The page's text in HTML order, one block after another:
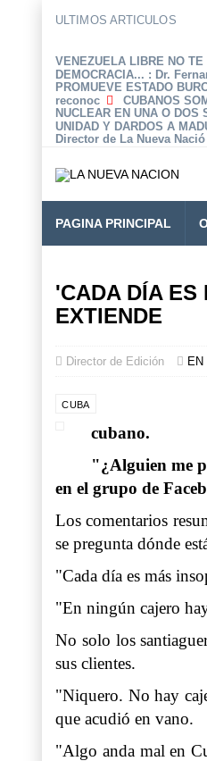
ULTIMOS ARTICULOS
VENEZUELA LIBRE NO
DEMOCRACIA... : Dr.
PROMUEVE ESTADO
reconoc
CUBANOS
NUCLEAR EN UNA O DOS
UNIDAD Y DARDOS A
Director de La Nueva Nació
PAGINA PRINCIPAL
'CADA DÍA ES
EXTIENDE
Director de Edición EN
CUBA
cubano.
"¿Alguien me
en el grupo de
Los comentarios
se pregunta dónde
"Cada día es más
"En ningún cajero
No solo los
sus clientes.
"Niquero. No hay
que acudió en vano.
"Algo anda mal en